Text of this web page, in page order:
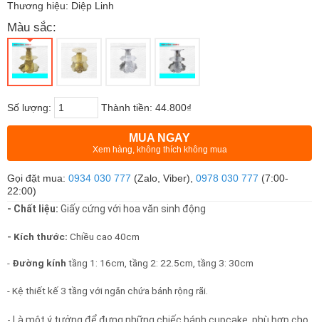
Thương hiệu: Diệp Linh
Màu sắc:
Số lượng: Thành tiền: 44.800₫
MUA NGAY
Xem hàng, không thích không mua
Gọi đặt mua: 0934 030 777 (Zalo, Viber), 0978 030 777 (7:00-
22:00)
- Chất liệu: Giấy cứng với hoa văn sinh động
- Kích thước: Chiều cao 40cm
- Đường kính tầng 1: 16cm, tầng 2: 22.5cm, tầng 3: 30cm
- Kệ thiết kế 3 tầng với ngăn chứa bánh rộng rãi.